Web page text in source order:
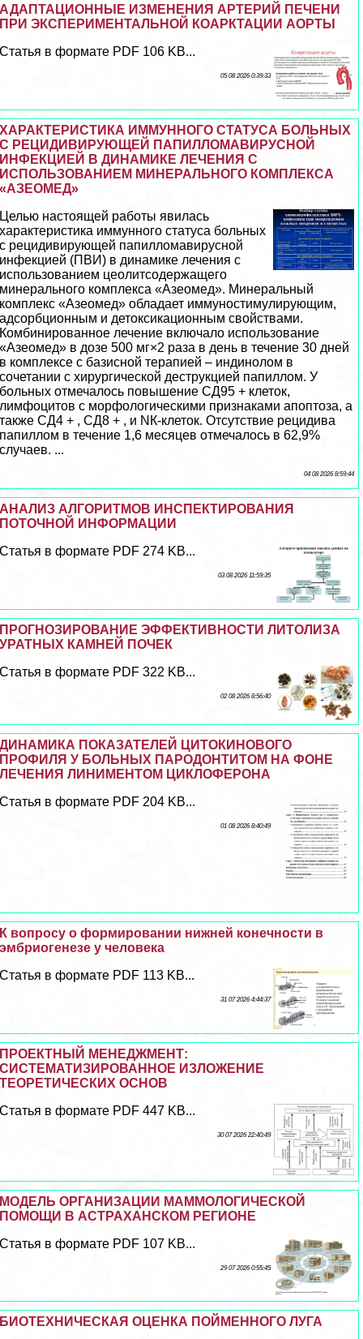
АДАПТАЦИОННЫЕ ИЗМЕНЕНИЯ АРТЕРИЙ ПЕЧЕНИ
ПРИ ЭКСПЕРИМЕНТАЛЬНОЙ КОАРКТАЦИИ АОРТЫ
Статья в формате PDF 106 KB...
05 08 2026 0:39:33
ХАРАКТЕРИСТИКА ИММУННОГО СТАТУСА БОЛЬНЫХ
С РЕЦИДИВИРУЮЩЕЙ ПАПИЛЛОМАВИРУСНОЙ
ИНФЕКЦИЕЙ В ДИНАМИКЕ ЛЕЧЕНИЯ С
ИСПОЛЬЗОВАНИЕМ МИНЕРАЛЬНОГО КОМПЛЕКСА
«АЗЕОМЕД»
Целью настоящей работы явилась
хаpaктеристика иммунного статуса больных
с рецидивирующей папилломавирусной
инфекцией (ПВИ) в динамике лечения с
использованием цеолитсодержащего
минерального комплекса «Азеомед». Минеральный
комплекс «Азеомед» обладает иммуностимулирующим,
адсорбционным и детоксикационным свойствами.
Комбинированное лечение включало использование
«Азеомед» в дозе 500 мг×2 раза в день в течение 30 дней
в комплексе с базисной терапией – индинолом в
сочетании с хирургической деструкцией папиллом. У
больных отмечалось повышение СД95 + клеток,
лимфоцитов с морфологическими признаками апоптоза, а
также СД4 + , СД8 + , и NК-клеток. Отсутствие рецидива
папиллом в течение 1,6 месяцев отмечалось в 62,9%
случаев. ...
04 08 2026 8:59:44
АНАЛИЗ АЛГОРИТМОВ ИНСПЕКТИРОВАНИЯ
ПОТОЧНОЙ ИНФОРМАЦИИ
Статья в формате PDF 274 KB...
03 08 2026 11:59:35
ПРОГНОЗИРОВАНИЕ ЭФФЕКТИВНОСТИ ЛИТОЛИЗА
УРАТНЫХ КАМНЕЙ ПОЧЕК
Статья в формате PDF 322 KB...
02 08 2026 8:56:40
ДИНАМИКА ПОКАЗАТЕЛЕЙ ЦИТОКИНОВОГО
ПРОФИЛЯ У БОЛЬНЫХ ПАРОДОНТИТОМ НА ФОНЕ
ЛЕЧЕНИЯ ЛИНИМЕНТОМ ЦИКЛОФЕРОНА
Статья в формате PDF 204 KB...
01 08 2026 8:40:49
К вопросу о формировании нижней конечности в
эмбриогенезе у человека
Статья в формате PDF 113 KB...
31 07 2026 4:44:37
ПРОЕКТНЫЙ МЕНЕДЖМЕНТ:
СИСТЕМАТИЗИРОВАННОЕ ИЗЛОЖЕНИЕ
ТЕОРЕТИЧЕСКИХ ОСНОВ
Статья в формате PDF 447 KB...
30 07 2026 22:40:49
МОДЕЛЬ ОРГАНИЗАЦИИ МАММОЛОГИЧЕСКОЙ
ПОМОЩИ В АСТРАХАНСКОМ РЕГИОНЕ
Статья в формате PDF 107 KB...
29 07 2026 0:55:45
БИОТЕХНИЧЕСКАЯ ОЦЕНКА ПОЙМЕННОГО ЛУГА